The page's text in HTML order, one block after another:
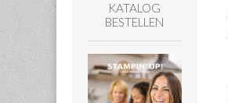
KATALOG
BESTELLEN